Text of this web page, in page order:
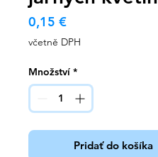
0,15 €Cena
včetně DPH
Množství *
Pridať do košíka